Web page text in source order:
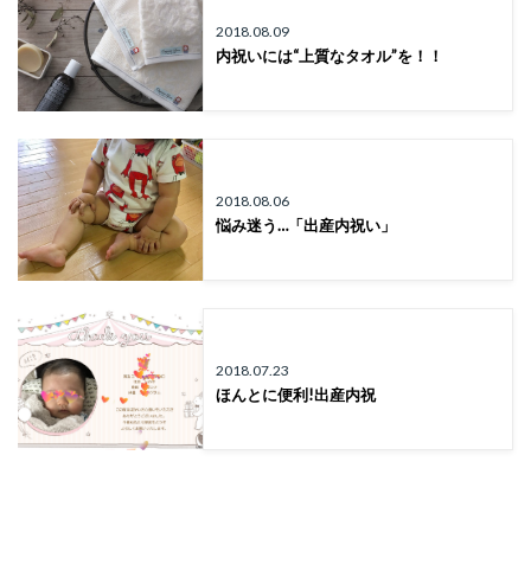
2018.08.09
内祝いには“上質なタオル”を！！
2018.08.06
悩み迷う…「出産内祝い」
2018.07.23
ほんとに便利!出産内祝